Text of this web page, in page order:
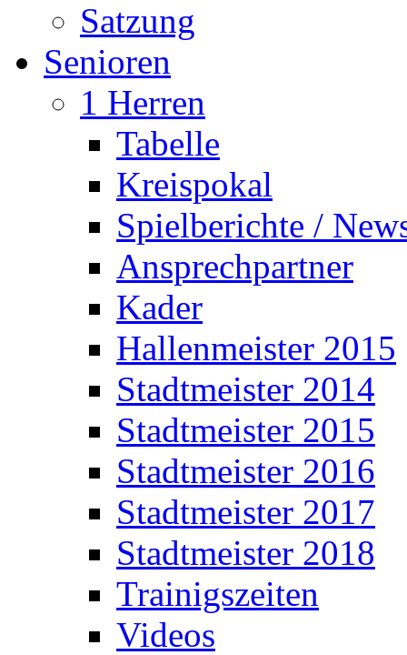
Satzung
Senioren
1 Herren
Tabelle
Kreispokal
Spielberichte /
Ansprechpartner
Kader
Hallenmeister 2015
Stadtmeister 2014
Stadtmeister 2015
Stadtmeister 2016
Stadtmeister 2017
Stadtmeister 2018
Trainigszeiten
Videos